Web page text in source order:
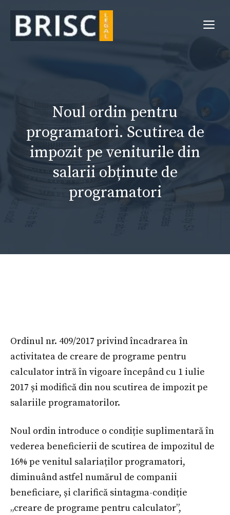
conținut
Noul ordin pentru
programatori. Scutirea de
impozit pe veniturile din
salarii obținute de
programatori
Ordinul nr. 409/2017 privind încadrarea în
activitatea de creare de programe pentru
calculator intră în vigoare începând cu 1 iulie
2017 și modifică din nou scutirea de impozit pe
salariile programatorilor.
Noul ordin introduce o condiție suplimentară în
vederea beneficierii de scutirea de impozitul de
16% pe venitul salariaților programatori,
diminuând astfel numărul de companii
beneficiare, și clarifică sintagma-condiție
„creare de programe pentru calculator”,